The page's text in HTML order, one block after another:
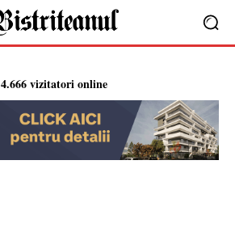
4.666 vizitatori online